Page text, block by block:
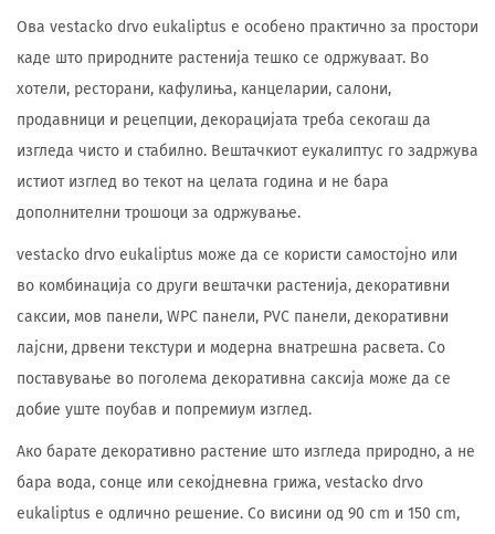
Ова vestacko drvo eukaliptus е особено практично за простори
каде што природните растенија тешко се одржуваат. Во
хотели, ресторани, кафулиња, канцеларии, салони,
продавници и рецепции, декорацијата треба секогаш да
изгледа чисто и стабилно. Вештачкиот еукалиптус го задржува
истиот изглед во текот на целата година и не бара
дополнителни трошоци за одржување.
vestacko drvo eukaliptus може да се користи самостојно или
во комбинација со други вештачки растенија, декоративни
саксии, мов панели, WPC панели, PVC панели, декоративни
лајсни, дрвени текстури и модерна внатрешна расвета. Со
поставување во поголема декоративна саксија може да се
добие уште поубав и попремиум изглед.
Ако барате декоративно растение што изгледа природно, а не
бара вода, сонце или секојдневна грижа, vestacko drvo
eukaliptus е одлично решение. Со висини од 90 cm и 150 cm,